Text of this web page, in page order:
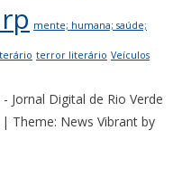
mente; humana; saúde;
terror literário Veículos
Jornal Digital de Rio Verde
| Theme: News Vibrant by